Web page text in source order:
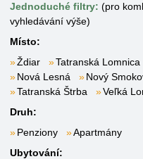
Jednoduché filtry: (pro
vyhledávání výše)
Místo:
Ždiar
Tatranská Lomnica
Nová Lesná
Nový
Tatranská Štrba
Veľká
Druh:
Penziony
Apartmány
Ubytování: